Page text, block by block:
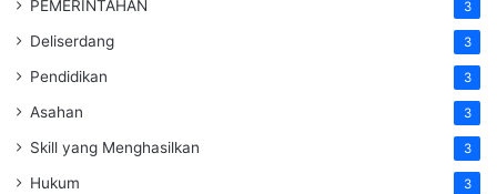
PEMERINTAHAN 3
Deliserdang 3
Pendidikan 3
Asahan 3
Skill yang Menghasilkan 3
Hukum 3